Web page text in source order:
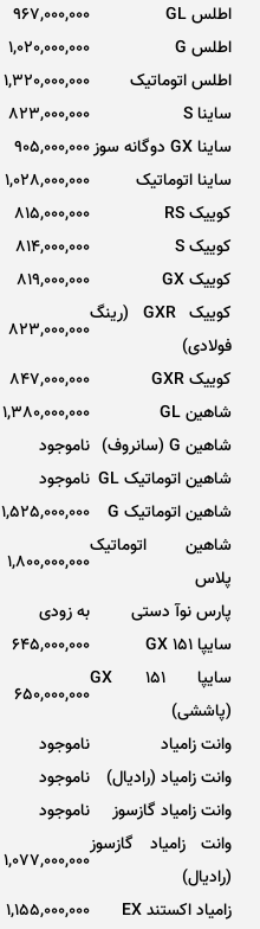
اطلس GL
967,000,000
اطلس G
1,020,000,000
اطلس اتوماتیک
1,320,000,000
ساینا S
823,000,000
ساینا GX دوگانه سوز
905,000,000
ساینا اتوماتیک
1,028,000,000
کوییک RS
815,000,000
کوییک S
814,000,000
کوییک GX
819,000,000
کوییک GXR (رینگ
فولادی)
823,000,000
کوییک GXR
847,000,000
شاهین GL
1,380,000,000
شاهین G (سانروف)
ناموجود
شاهین اتوماتیک GL
ناموجود
شاهین اتوماتیک G
1,525,000,000
شاهین اتوماتیک
پلاس
1,800,000,000
پارس نوآ دستی
به زودی
سایپا 151 GX
645,000,000
سایپا 151 GX
(پاششی)
650,000,000
وانت زامیاد
ناموجود
وانت زامیاد (رادیال)
ناموجود
وانت زامیاد گازسوز
ناموجود
وانت زامیاد گازسوز
(رادیال)
1,077,000,000
زامیاد اکستند EX
1,155,000,000